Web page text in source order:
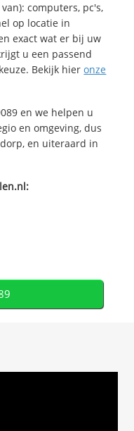
computers, pc's,
op locatie in
exact wat er bij uw
u een passend
Bekijk hieronze
en we helpen u
en omgeving, dus
en uiteraard in